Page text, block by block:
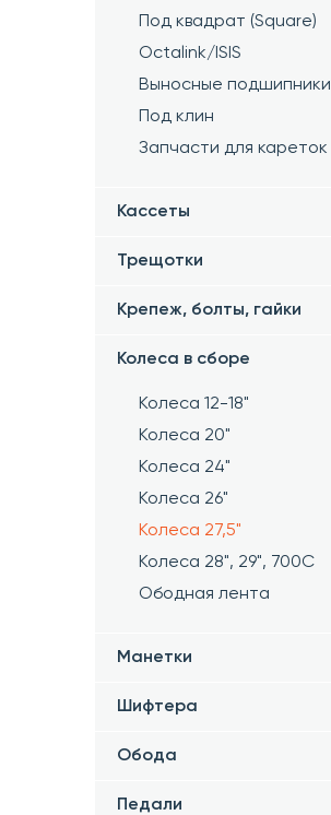
Под квадрат (Square)
Octalink/ISIS
Выносные подшипники
Под клин
Запчасти для кареток
Кассеты
Трещотки
Крепеж, болты, гайки
Колеса в сборе
Колеса 12-18"
Колеса 20"
Колеса 24"
Колеса 26"
Колеса 27,5"
Колеса 28", 29", 700С
Ободная лента
Манетки
Шифтера
Обода
Педали